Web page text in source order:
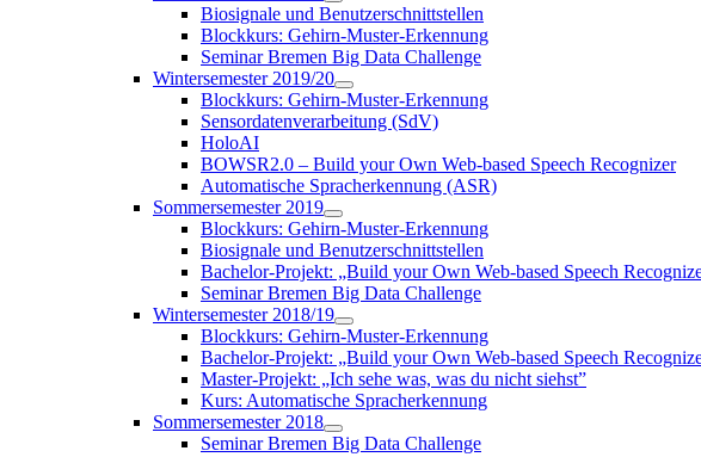
Biosignale und Benutzerschnittstellen
Blockkurs: Gehirn-Muster-Erkennung
Seminar Bremen Big Data Challenge
Wintersemester 2019/20
Blockkurs: Gehirn-Muster-Erkennung
Sensordatenverarbeitung (SdV)
HoloAI
BOWSR2.0 – Build your Own Web-based Speech Recognizer
Automatische Spracherkennung (ASR)
Sommersemester 2019
Blockkurs: Gehirn-Muster-Erkennung
Biosignale und Benutzerschnittstellen
Bachelor-Projekt: „Build your Own Web-based Speech
Seminar Bremen Big Data Challenge
Wintersemester 2018/19
Blockkurs: Gehirn-Muster-Erkennung
Bachelor-Projekt: „Build your Own Web-based Speech
Master-Projekt: „Ich sehe was, was du nicht siehst”
Kurs: Automatische Spracherkennung
Sommersemester 2018
Seminar Bremen Big Data Challenge